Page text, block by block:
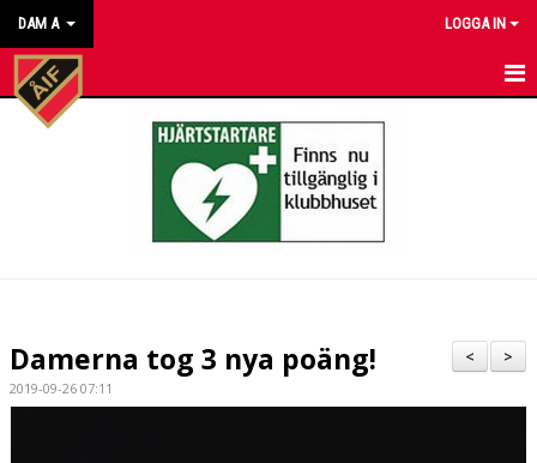
DAM A LOGGA IN
HEM
BILDGALLERI
>
<
Damerna tog 3 nya poäng!
2019-09-26 07:11